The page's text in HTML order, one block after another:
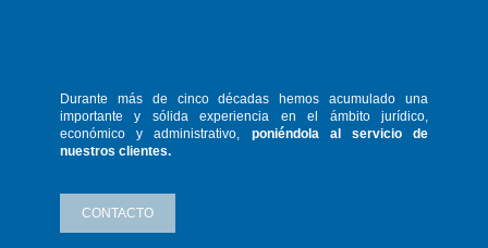
Durante más de cinco décadas hemosacumulado una
importante y sólidaexperiencia en el ámbito jurídico,
económico y administrativo, poniéndola al servicio de
nuestros clientes.
CONTACTO